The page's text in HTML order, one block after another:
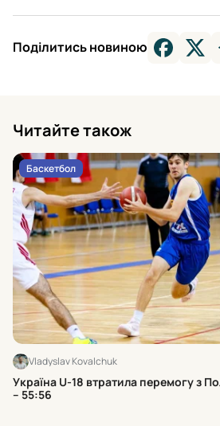
Поділитись новиною
Читайте також
Баскетбол
Vladyslav Kovalchuk
Україна U-18 втратила перемогу з
– 55:56